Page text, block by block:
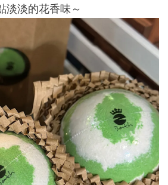
淡淡的花香味～